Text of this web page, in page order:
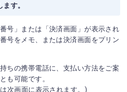
す。
号」または「決済画面」が表示され
号をメモ、または決済画面をプリン
ちの携帯電話に、支払い方法をご案
も可能です。
次画面に表示されます。)